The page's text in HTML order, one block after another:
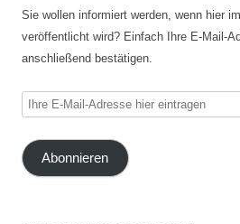
Sie wollen informiert werden, wenn hier
veröffentlicht wird? Einfach Ihre E-Mail-
anschließend bestätigen.
Ihre
Mail-
Adresse
Abonnieren